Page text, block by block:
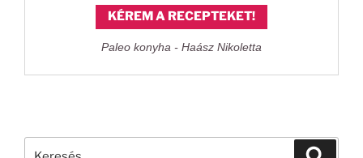
KÉREM A RECEPTEKET!
Paleo konyha - Haász Nikoletta